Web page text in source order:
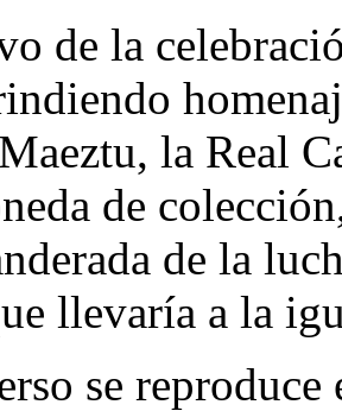
de la
la Real
de
de la
llevaría a la
se